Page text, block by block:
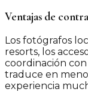
Ventajas de
Los fotógrafos
resorts, los
coordinación
traduce en
experiencia